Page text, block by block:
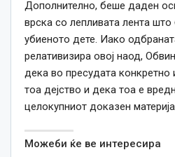
Дополнително, беше даден
врска со лепливата лента што
убиеното дете. Иако
релативизира овој наод,
дека во пресудата
тоа дејство и дека тоа е
целокупниот доказен
Можеби ќе ве интересира